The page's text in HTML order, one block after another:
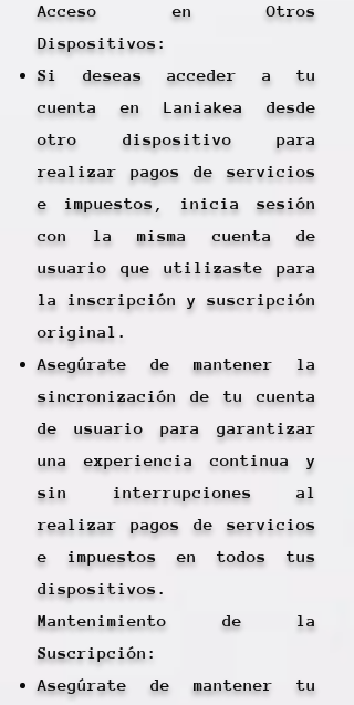
Acceso en Otros
Dispositivos:
Si deseas acceder a tu
cuenta en Laniakea desde
otro dispositivo para
realizar pagos de servicios
e impuestos, inicia sesión
con la misma cuenta de
usuario que utilizaste para
la inscripción y suscripción
original.
Asegúrate de mantener la
sincronización de tu cuenta
de usuario para garantizar
una experiencia continua y
sin interrupciones al
realizar pagos de servicios
e impuestos en todos tus
dispositivos.
Mantenimiento de la
Suscripción:
Asegúrate de mantener tu